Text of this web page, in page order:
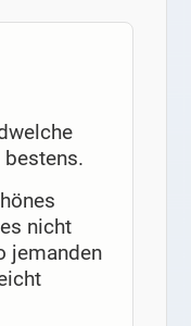
bestens.
nicht
jemanden